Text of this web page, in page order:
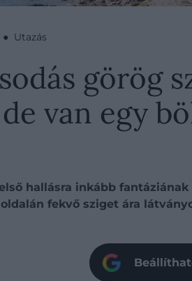
Utazás
görög
van egy
hallásra inkább
fekvő sziget ára